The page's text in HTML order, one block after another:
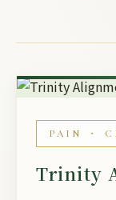
PAIN ・
Trinity